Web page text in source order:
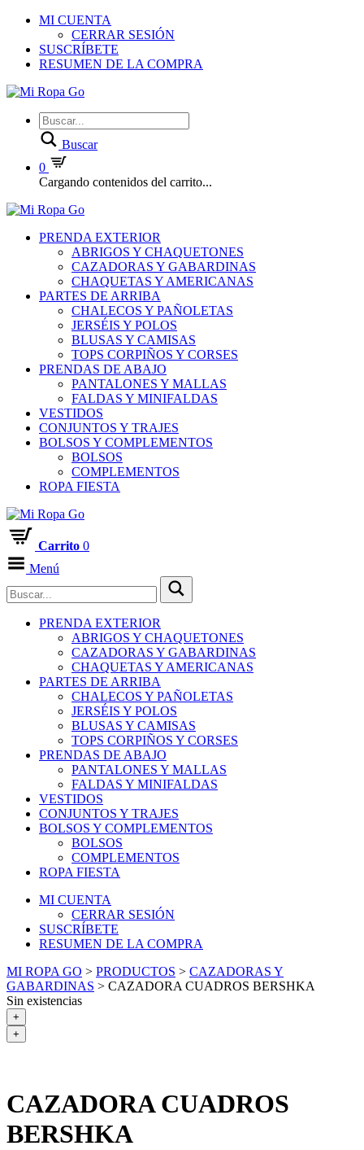
MI CUENTA
CERRAR SESIÓN
SUSCRÍBETE
RESUMEN DE LA COMPRA
Buscar
0
Cargando contenidos del carrito...
PRENDA EXTERIOR
ABRIGOS Y CHAQUETONES
CAZADORAS Y GABARDINAS
CHAQUETAS Y AMERICANAS
PARTES DE ARRIBA
CHALECOS Y PAÑOLETAS
JERSÉIS Y POLOS
BLUSAS Y CAMISAS
TOPS CORPIÑOS Y CORSES
PRENDAS DE ABAJO
PANTALONES Y MALLAS
FALDAS Y MINIFALDAS
VESTIDOS
CONJUNTOS Y TRAJES
BOLSOS Y COMPLEMENTOS
BOLSOS
COMPLEMENTOS
ROPA FIESTA
Carrito 0
Menú
PRENDA EXTERIOR
ABRIGOS Y CHAQUETONES
CAZADORAS Y GABARDINAS
CHAQUETAS Y AMERICANAS
PARTES DE ARRIBA
CHALECOS Y PAÑOLETAS
JERSÉIS Y POLOS
BLUSAS Y CAMISAS
TOPS CORPIÑOS Y CORSES
PRENDAS DE ABAJO
PANTALONES Y MALLAS
FALDAS Y MINIFALDAS
VESTIDOS
CONJUNTOS Y TRAJES
BOLSOS Y COMPLEMENTOS
BOLSOS
COMPLEMENTOS
ROPA FIESTA
MI CUENTA
CERRAR SESIÓN
SUSCRÍBETE
RESUMEN DE LA COMPRA
MI ROPA GO > PRODUCTOS > CAZADORAS Y
GABARDINAS > CAZADORA CUADROS BERSHKA
Sin existencias
+
+
CAZADORA CUADROS
BERSHKA